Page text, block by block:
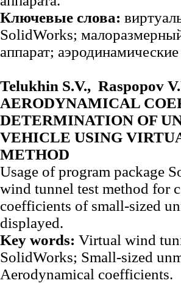
Ключевые слова:
SolidWorks;
аппарат;
Telukhin S.V., Raspopov
AERODYNAMICAL
DETERMINATION OF
VEHICLE USING
METHOD
Usage of program package
wind tunnel test method for
coefficients of small-sized
displayed.
Key words: Virtual wind
SolidWorks; Small-sized
Aerodynamical coefficients.